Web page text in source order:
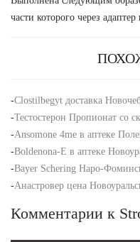
части которого через
-Clostilbegyt доставка
-Тестостерон Пропионат со
-Ansomone 4me в аптеке
-Boldenona-E в аптеке
-Bayer Schering Наро-
-Анастровер цена
Комментарии к